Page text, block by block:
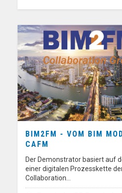
BIM2FM - VOM BIM
CAFM
Der Demonstrator basiert auf
einer digitalen Prozesskette
Collaboration…